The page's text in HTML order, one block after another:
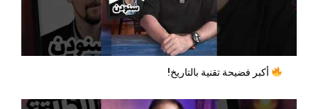
أكبر فضيحة تقنية بالتاريخ!